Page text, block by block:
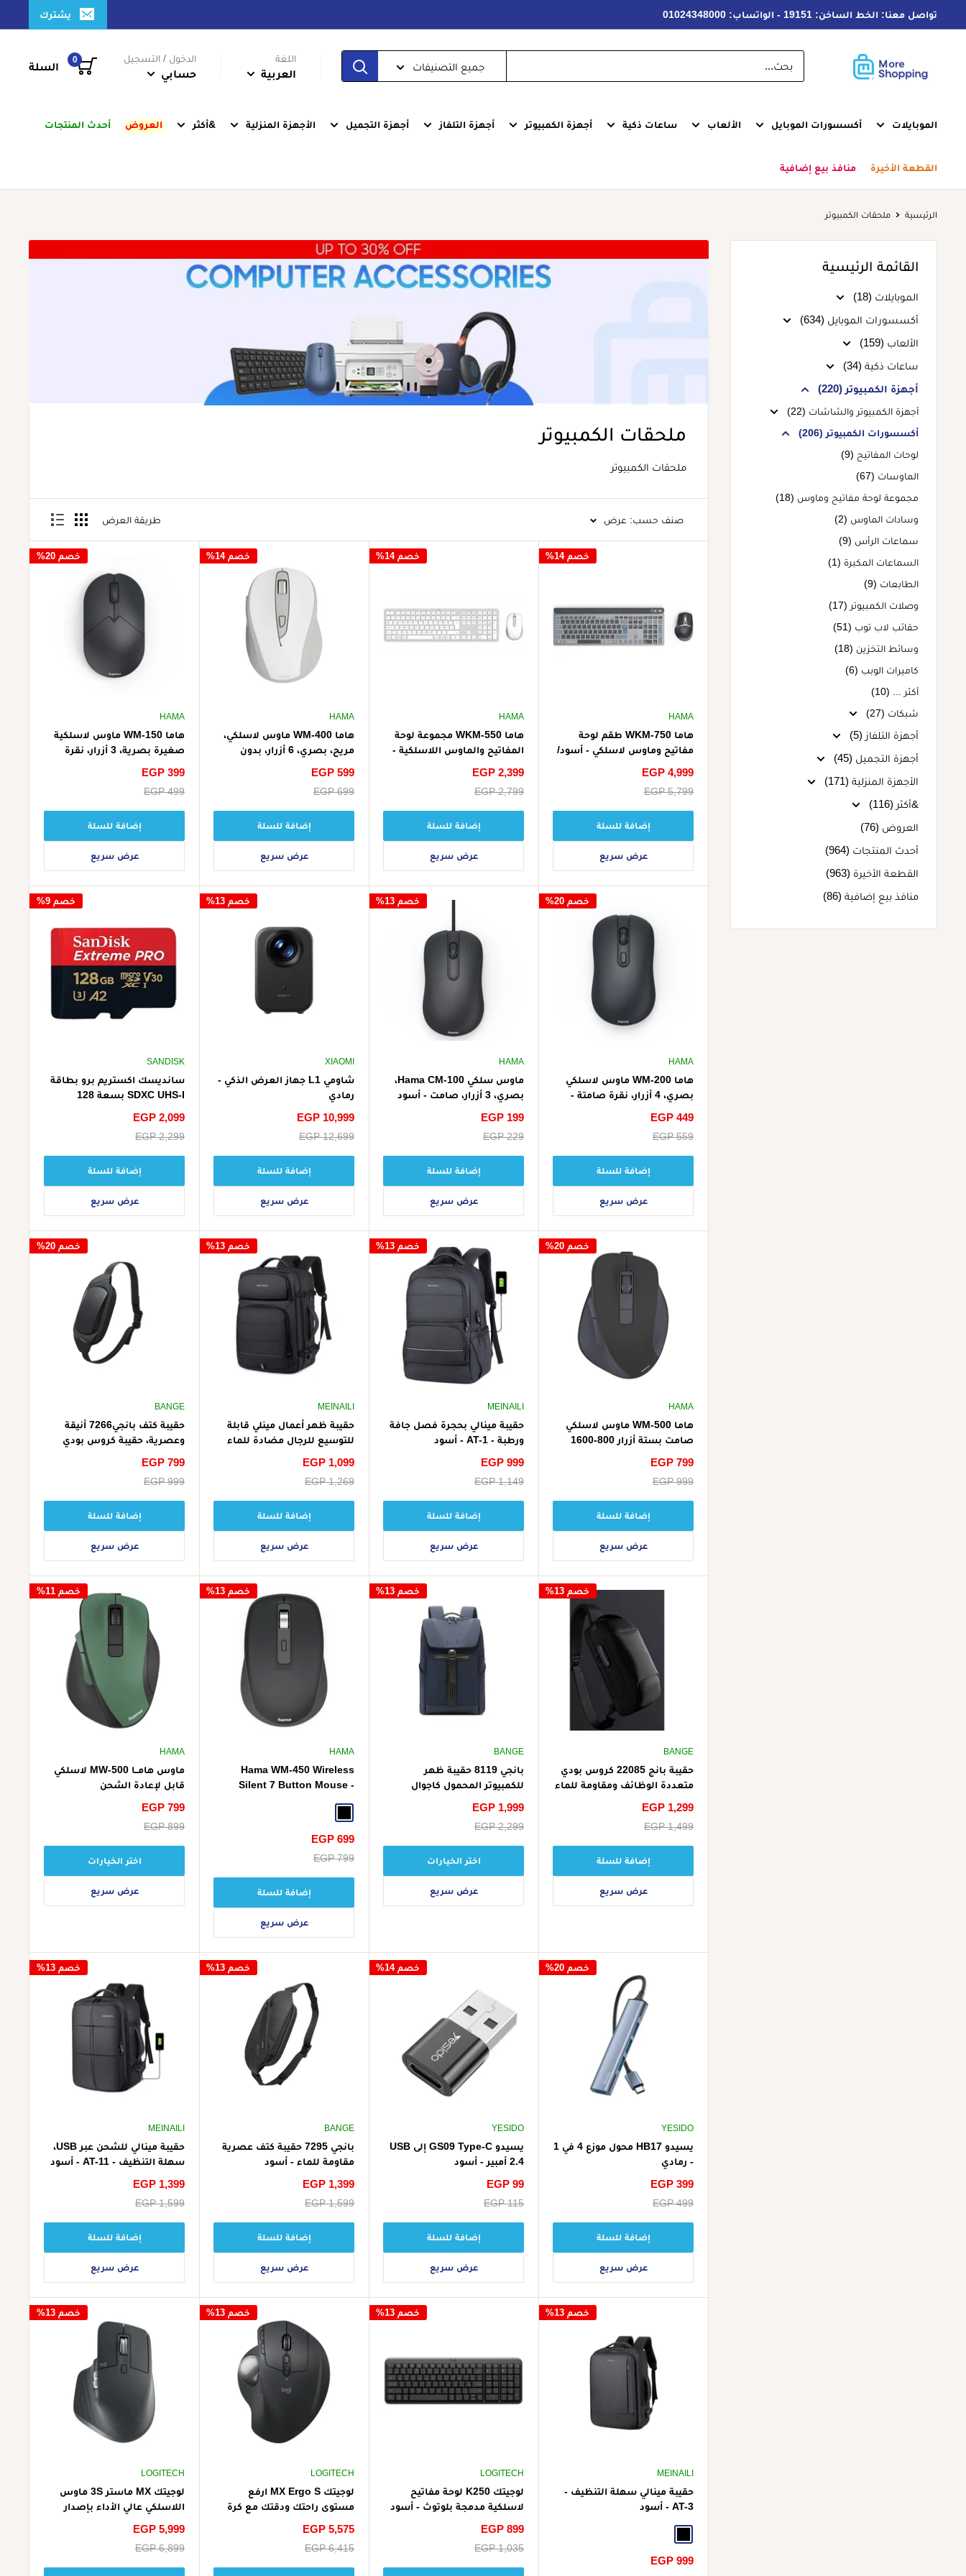
الى
تواصل معنا: الخط الساخن: 19151 - الواتساب: 01024348000 يشترك
جميع التصنيفات
اللغة
العربية
الدخول / التسجيل
حسابي
0
السلة
الموبايلات أكسسورات الموبايل الألعاب ساعات ذكية أجهزة الكمبيوتر أجهزة التلفاز أجهزة التجميل الأجهزة المنزلية &أكثر العروض أحدث المنتجات
القطعة الأخيرة منافذ بيع إضافية
الرئيسية ملحقات الكمبيوتر
القائمة الرئيسية
الموبايلات (18)
أكسسورات الموبايل (634)
الألعاب (159)
ساعات ذكية (34)
أجهزة الكمبيوتر (220)
أجهزة الكمبيوتر والشاشات (22)
أكسسورات الكمبيوتر (206)
لوحات المفاتيح (9)
الماوسات (67)
مجموعة لوحة مفاتيح وماوس (18)
وسادات الماوس (2)
سماعات الرأس (9)
السماعات المكبرة (1)
الطابعات (9)
وصلات الكمبيوتر (17)
حقائب لاب توب (51)
وسائط التخزين (18)
كاميرات الوبب (6)
أكثر ... (10)
شبكات (27)
أجهزة التلفاز (5)
أجهزة التجميل (45)
الأجهزة المنزلية (171)
&أكثر (116)
العروض (76)
أحدث المنتجات (964)
القطعة الأخيرة (963)
منافذ بيع إضافية (86)
ملحقات الكمبيوتر
ملحقات الكمبيوتر
صنف حسب: عرض طريقة العرض
خصم 14%
HAMA
هاما WKM-750 طقم لوحة
مفاتيح وماوس لاسلكي - أسود/
سعر
EGP 4,999
سعر
EGP 5,799
إضافة للسلة
عرض سريع
خصم 14%
HAMA
هاما WKM-550 مجموعة لوحة
المفاتيح والماوس اللاسلكية -
سعر
EGP 2,399
سعر
EGP 2,799
إضافة للسلة
عرض سريع
خصم 14%
HAMA
هاما WM-400 ماوس لاسلكي،
مريح، بصري، 6 أزرار، بدون
سعر
EGP 599
سعر
EGP 699
إضافة للسلة
عرض سريع
خصم 20%
HAMA
هاما WM-150 ماوس لاسلكية
صغيرة بصرية، 3 أزرار، نقرة
سعر
EGP 399
سعر
EGP 499
إضافة للسلة
عرض سريع
خصم 20%
HAMA
هاما WM-200 ماوس لاسلكي
بصري، 4 أزرار، نقرة صامتة -
سعر
EGP 449
سعر
EGP 559
إضافة للسلة
عرض سريع
خصم 13%
HAMA
ماوس سلكي Hama CM-100،
بصري، 3 أزرار، صامت - أسود
سعر
EGP 199
سعر
EGP 229
إضافة للسلة
عرض سريع
خصم 13%
XIAOMI
شاومي L1 جهاز العرض الذكي -
رمادي
سعر
EGP 10,999
سعر
EGP 12,699
إضافة للسلة
عرض سريع
خصم 9%
SANDISK
سانديسك اكستريم برو بطاقة
SDXC UHS-I بسعة 128
ميجابايت/ثانية بدقة 4K UHD
سعر
EGP 2,099
سعر
EGP 2,299
إضافة للسلة
عرض سريع
خصم 20%
HAMA
هاما WM-500 ماوس لاسلكي
صامت بستة أزرار 800-1600
سعر
EGP 799
سعر
EGP 999
إضافة للسلة
عرض سريع
خصم 13%
MEINAILI
حقيبة مينالي بحجرة فصل جافة
ورطبة - AT-1 - أسود
سعر
EGP 999
سعر
EGP 1,149
إضافة للسلة
عرض سريع
خصم 13%
MEINAILI
حقيبة ظهر أعمال مينلي قابلة
للتوسيع للرجال مضادة للماء
AT-12 بمنفذ USB - أسود
سعر
EGP 1,099
سعر
EGP 1,269
إضافة للسلة
عرض سريع
خصم 20%
BANGE
حقيبة كتف بانجي7266 أنيقة
وعصرية، حقيبة كروس بودي
سعر
EGP 799
سعر
EGP 999
إضافة للسلة
عرض سريع
خصم 13%
BANGE
حقيبة بانج 22085 كروس بودي
متعددة الوظائف ومقاومة للماء
سعر
EGP 1,299
سعر
EGP 1,499
إضافة للسلة
عرض سريع
خصم 13%
BANGE
بانجي 8119 حقيبة ظهر
للكمبيوتر المحمول كاجوال
للماء باللون الأزرق
سعر
EGP 1,999
سعر
EGP 2,299
اختر الخيارات
عرض سريع
خصم 13%
HAMA
Hama WM-450 Wireless
Silent 7 Button Mouse -
سعر
EGP 699
سعر
EGP 799
إضافة للسلة
عرض سريع
خصم 11%
HAMA
ماوس هامــا MW-500 لاسلكي
قابل لإعادة الشحن
سعر
EGP 799
سعر
EGP 899
اختر الخيارات
عرض سريع
خصم 20%
YESIDO
يسيدو HB17 محول موزع 4 في 1
- رمادي
سعر
EGP 399
سعر
EGP 499
إضافة للسلة
عرض سريع
خصم 14%
YESIDO
يسيدو GS09 Type-C إلى USB
2.4 أمبير - أسود
سعر
EGP 99
سعر
EGP 115
إضافة للسلة
عرض سريع
خصم 13%
BANGE
بانجي 7295 حقيبة كتف عصرية
مقاومة للماء - أسود
سعر
EGP 1,399
سعر
EGP 1,599
إضافة للسلة
عرض سريع
خصم 13%
MEINAILI
حقيبة مينالي للشحن عبر USB،
سهلة التنظيف - AT-11 - أسود
سعر
EGP 1,399
سعر
EGP 1,599
إضافة للسلة
عرض سريع
خصم 13%
MEINAILI
حقيبة مينالي سهلة التنظيف -
AT-3 - أسود
سعر
EGP 999
خصم 13%
LOGITECH
لوجيتك K250 لوحة مفاتيح
لاسلكية مدمجة بلوتوث - أسود
سعر
EGP 899
سعر
EGP 1,035
خصم 13%
LOGITECH
لوجيتك MX Ergo S ارفع
مستوى راحتك ودقتك مع كرة
سعر
EGP 5,575
سعر
EGP 6,415
خصم 13%
LOGITECH
لوجيتك MX ماستر 3S ماوس
اللاسلكي عالي الأداء بإصدار
سعر
EGP 5,999
سعر
EGP 6,899